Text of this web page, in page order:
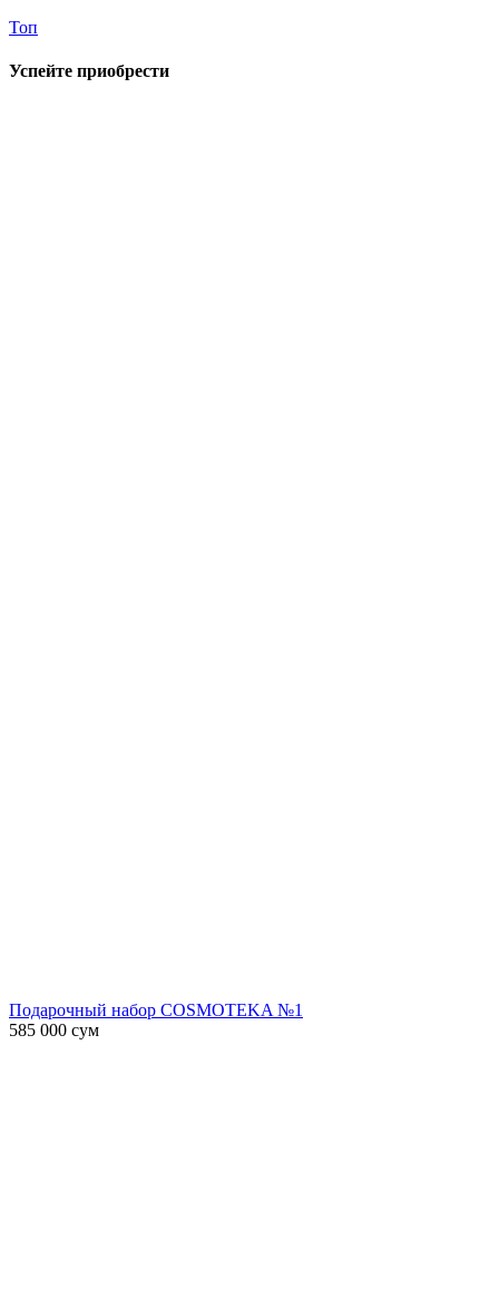
Топ
Успейте приобрести
Подарочный набор COSMOTEKA №1
585 000 сум